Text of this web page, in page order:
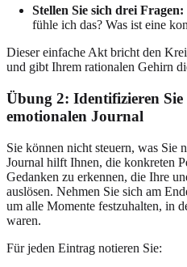
Stellen Sie sich drei Fragen:
fühle ich das? Was ist eine
Dieser einfache Akt bricht den
und gibt Ihrem rationalen Gehirn
Übung 2: Identifizieren
emotionalen Journal
Sie können nicht steuern, was Sie
Journal hilft Ihnen, die konkreten
Gedanken zu erkennen, die Ihre
auslösen. Nehmen Sie sich am
um alle Momente festzuhalten, in
waren.
Für jeden Eintrag notieren Sie: